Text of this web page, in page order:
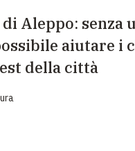
Aleppo: senza
aiutare i
della città